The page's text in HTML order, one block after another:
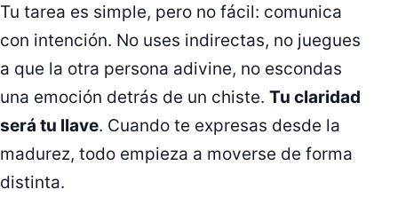
Tu tarea es simple, pero no fácil: comunica
con intención. No uses indirectas, no juegues
a que la otra persona adivine, no escondas
una emoción detrás de un chiste. Tu claridad
será tu llave. Cuando te expresas desde la
madurez, todo empieza a moverse de forma
distinta.